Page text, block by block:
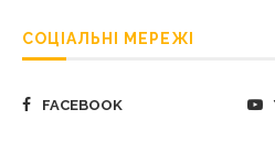
СОЦІАЛЬНІ МЕРЕЖІ
FACEBOOK